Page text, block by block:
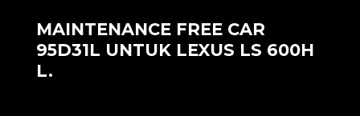
MAINTENANCE FREE CAR
95D31L UNTUK LEXUS LS 600H
L.